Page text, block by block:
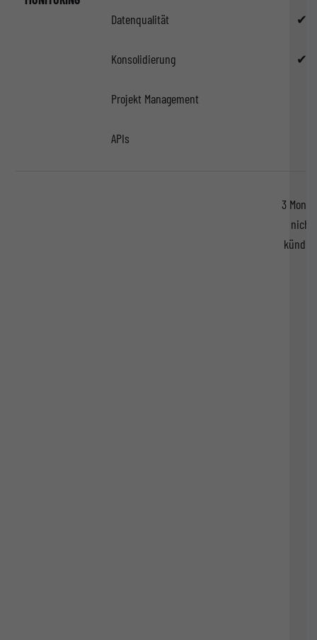
Datenqualität
Konsolidierung
Projekt Management
APIs
✔
✔
3
nicht